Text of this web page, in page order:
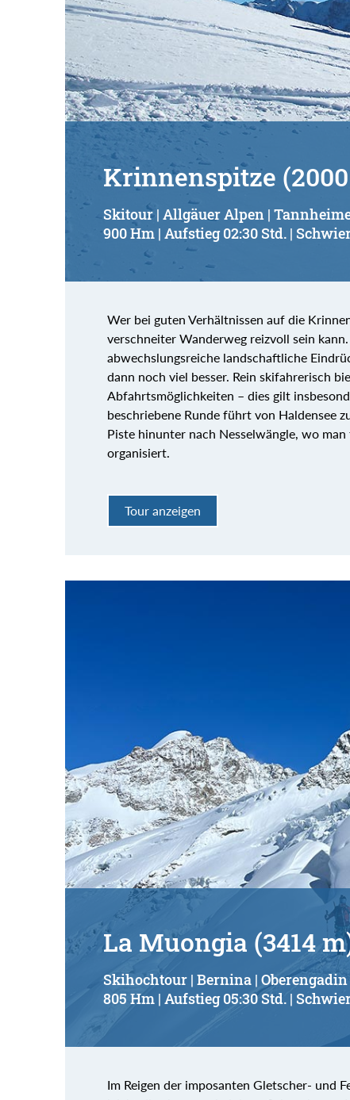
Krinnenspitze
Skitour | Allgäuer Alpen |
900 Hm | Aufstieg 02:30 Std. |
Wer bei guten Verhältnissen auf die
verschneiter Wanderweg reizvoll sein
abwechslungsreiche landschaftliche
dann noch viel besser. Rein skifahrerisch
Abfahrtsmöglichkeiten – dies gilt
beschriebene Runde führt von Haldensee
Piste hinunter nach Nesselwängle, wo
organisiert.
Tour anzeigen
La Muongia (3414
Skihochtour | Bernina | Oberengadin
805 Hm | Aufstieg 05:30 Std. |
Im Reigen der imposanten Gletscher- und